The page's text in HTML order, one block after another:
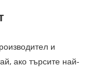
и
ако търсите най-